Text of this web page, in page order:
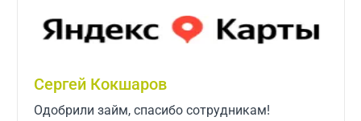
User-26136657404
Случились небольшие трудности